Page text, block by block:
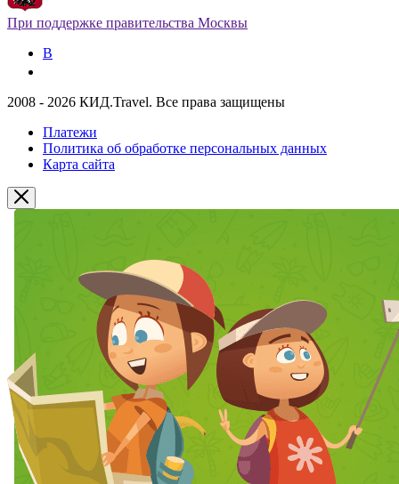
При поддержке правительства Москвы
В
2008 - 2026 КИД.Travel. Все права защищены
Платежи
Политика об обработке персональных данных
Карта сайта